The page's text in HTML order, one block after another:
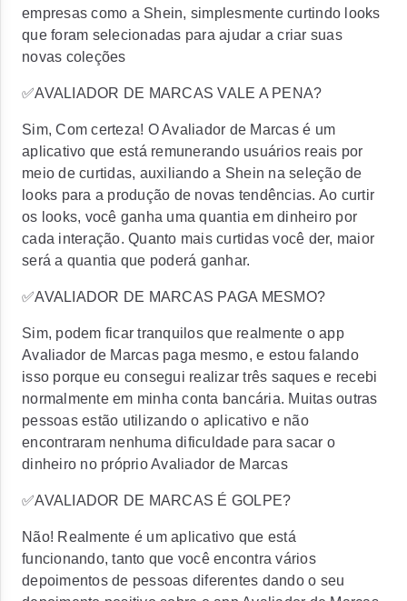
empresas como a Shein, simplesmente curtindo looks
que foram selecionadas para ajudar a criar suas
novas coleções
✅AVALIADOR DE MARCAS VALE A PENA?
Sim, Com certeza! O Avaliador de Marcas é um
aplicativo que está remunerando usuários reais por
meio de curtidas, auxiliando a Shein na seleção de
looks para a produção de novas tendências. Ao curtir
os looks, você ganha uma quantia em dinheiro por
cada interação. Quanto mais curtidas você der, maior
será a quantia que poderá ganhar.
✅AVALIADOR DE MARCAS PAGA MESMO?
Sim, podem ficar tranquilos que realmente o app
Avaliador de Marcas paga mesmo, e estou falando
isso porque eu consegui realizar três saques e recebi
normalmente em minha conta bancária. Muitas outras
pessoas estão utilizando o aplicativo e não
encontraram nenhuma dificuldade para sacar o
dinheiro no próprio Avaliador de Marcas
✅AVALIADOR DE MARCAS É GOLPE?
Não! Realmente é um aplicativo que está
funcionando, tanto que você encontra vários
depoimentos de pessoas diferentes dando o seu